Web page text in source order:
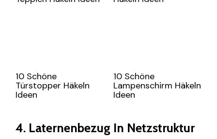
10 Schöne
Türstopper Häkeln
Ideen
10 Schöne
Lampenschirm Häkeln
Ideen
4. Laternenbezug In Netzstruktur